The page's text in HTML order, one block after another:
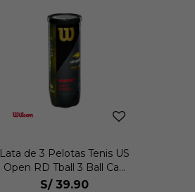
Lata de 3 Pelotas Tenis US
Open RD Tball 3 Ball Can
Unisex
S/ 39.90